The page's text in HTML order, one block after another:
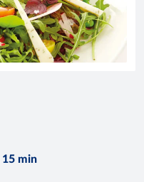
15 min